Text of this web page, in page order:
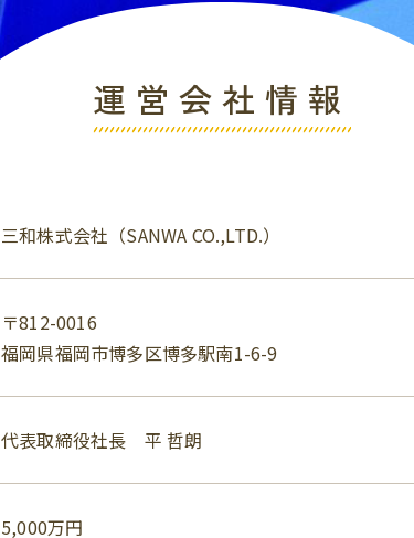
運営会社情報
三和株式会社（SANWA CO.,LTD.）
〒812-0016
福岡県福岡市博多区博多駅南1-6-9
代表取締役社長 平 哲朗
5,000万円